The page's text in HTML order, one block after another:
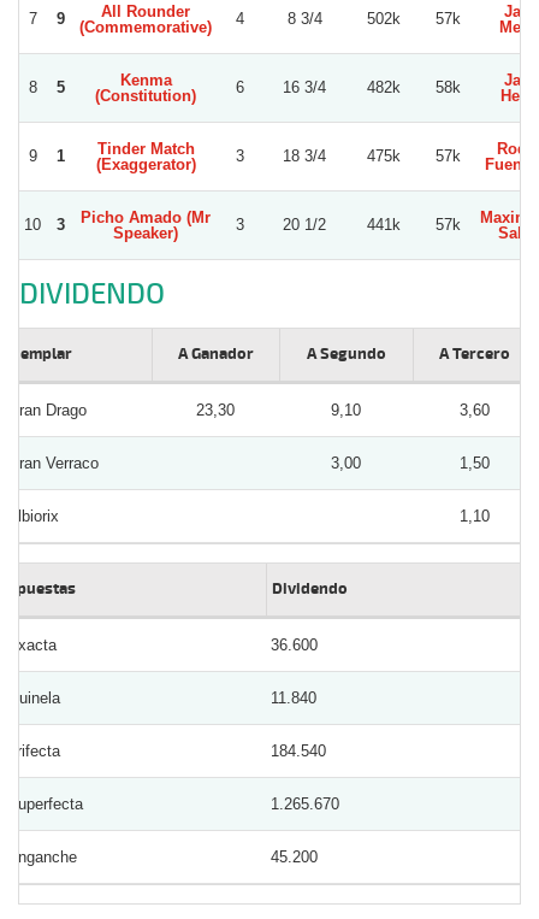
7 9
All Rounder
(Commemorative)
4 8 3/4 502k 57k
8 5
Kenma
(Constitution)
6 16 3/4 482k 58k
9 1
Tinder Match
(Exaggerator)
3 18 3/4 475k 57k
10 3
Picho Amado (Mr
Speaker)
3 20 1/2 441k 57k
DIVIDENDO
Ejemplar A Ganador A Segundo A Tercero
Gran Drago 23,30 9,10 3,60
Gran Verraco 3,00 1,50
Albiorix 1,10
Apuestas Dividendo
Exacta 36.600
Quinela 11.840
Trifecta 184.540
Superfecta 1.265.670
Enganche 45.200